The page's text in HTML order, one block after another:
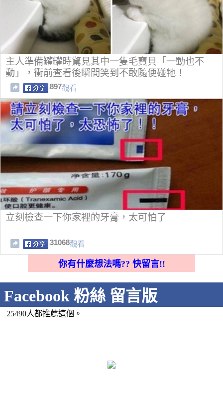
主人準備罐罐時驚見其中一隻毛寶貝「一動也不
動」，衝前查看後瞬間笑到不敢隨便碰牠！
897觀看
立刻檢查一下你家裡的牙膏，太可怕了
31068觀看
你有什麼想法嗎?? 快留言!!
Facebook 粉絲 留言版
25490人都推薦這個。